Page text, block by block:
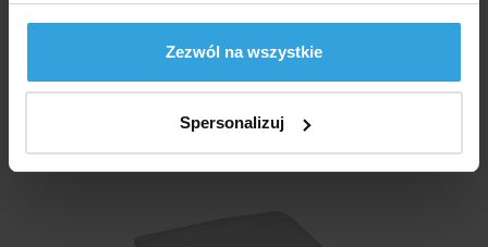
Zezwól na wszystkie
Spersonalizuj
we czwartek u was
23,50 zł
Pad pod basen o średnicy 3,05m